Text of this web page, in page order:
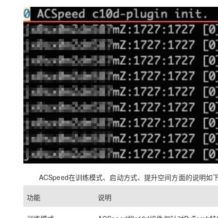
ACSpeed在训练模式、启动方式、提升空间方面的说明如
功能 说明